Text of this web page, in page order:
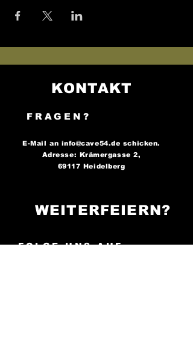
KONTAKT
FRAGEN?
E-Mail an info@cave54.de schicken.
Adresse: Krämergasse 2,
69117 Heidelberg
WEITERFEIERN?
FOLGE UNS AUF